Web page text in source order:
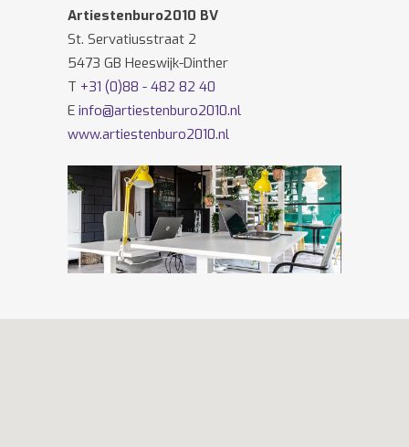
Artiestenburo2010 BV
St. Servatiusstraat 2
5473 GB Heeswijk-Dinther
T +31 (0)88 - 482 82 40
E info@artiestenburo2010.nl
www.artiestenburo2010.nl
Volg ons ook opFacebookenTwitter